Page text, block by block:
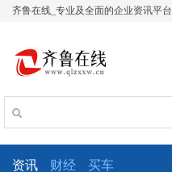
齐鲁在线_专业及全面的企业资讯平台
资讯 财经 买车